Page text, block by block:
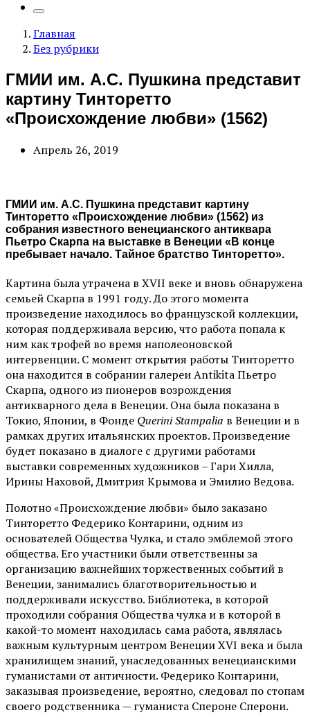
Главная
Без рубрики
ГМИИ им. А.С. Пушкина представит
картину Тинторетто
«Происхождение любви» (1562)
Апрель 26, 2019
ГМИИ им. А.С. Пушкина представит картину
Тинторетто «Происхождение любви» (1562) из
собрания известного венецианского антиквара
Пьетро Скарпа на выставке в Венеции «В конце
пребывает начало. Тайное братство Тинторетто».
Картина была утрачена в XVII веке и вновь обнаружена
семьей Скарпа в 1991 году. До этого момента
произведение находилось во французской коллекции,
которая поддерживала версию, что работа попала к
ним как трофей во время наполеоновской
интервенции. С момент открытия работы Тинторетто
она находится в собрании галереи Antikita Пьетро
Скарпа, одного из пионеров возрождения
антикварного дела в Венеции. Она была показана в
Токио, Японии, в Фонде Querini Stampalia в Венеции и в
рамках других итальянских проектов. Произведение
будет показано в диалоге с другими работами
выставки современных художников – Гари Хилла,
Ирины Наховой, Дмитрия Крымова и Эмилио Ведова.
Полотно «Происхождение любви» было заказано
Тинторетто Федерико Контарини, одним из
основателей Общества Чулка, и стало эмблемой этого
общества. Его участники были ответственны за
организацию важнейших торжественных событий в
Венеции, занимались благотворительностью и
поддерживали искусство. Библиотека, в которой
проходили собрания Общества чулка и в которой в
какой-то момент находилась сама работа, являлась
важным культурным центром Венеции XVI века и была
хранилищем знаний, унаследованных венецианскими
гуманистами от античности. Федерико Контарини,
заказывая произведение, вероятно, следовал по стопам
своего родственника — гуманиста Спероне Сперони.